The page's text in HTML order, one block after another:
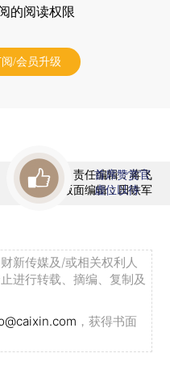
的阅读权限
/会员升级
责任编辑：蒋飞
版面编辑：田铁军
首席赞赏官
虚位以待
新传媒及/或相关权利人
进行转载、摘编、复制及
，获得书面